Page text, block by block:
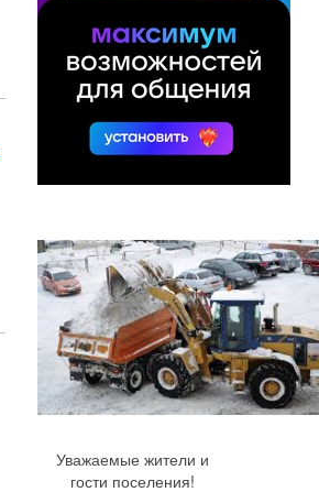
Уважаемые жители и
гости поселения!